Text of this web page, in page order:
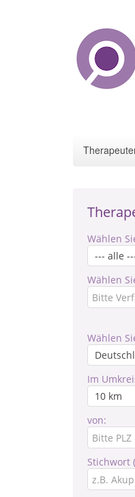
Wählen
Wählen
Wählen
Im
von:
Stichwort